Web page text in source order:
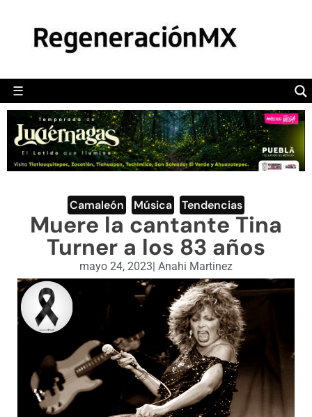
☰
POLÍTICA
CAMALEÓN
OPINIÓN
DEPORTES
ENGLISH SECTION
VIDEOS
Camaleón Música Tendencias
Muere la cantante Tina
Turner a los 83 años
mayo 24, 2023| Anahi Martinez